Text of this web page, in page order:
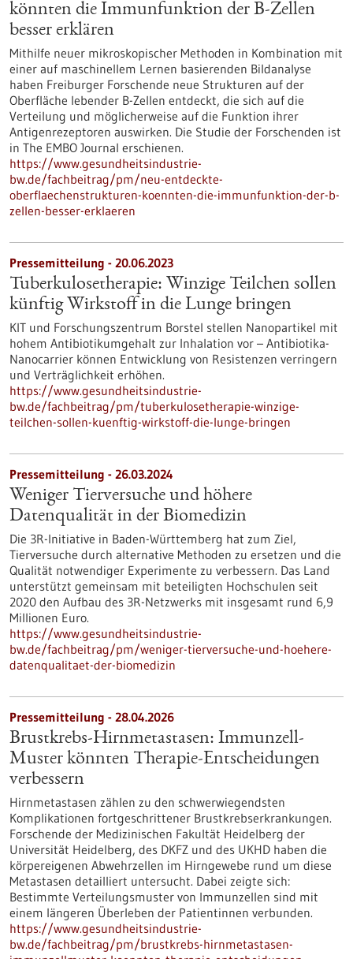
könnten die Immunfunktion der B-Zellen
besser erklären
Mithilfe neuer mikroskopischer Methoden in Kombination mit
einer auf maschinellem Lernen basierenden Bildanalyse
haben Freiburger Forschende neue Strukturen auf der
Oberfläche lebender B-Zellen entdeckt, die sich auf die
Verteilung und möglicherweise auf die Funktion ihrer
Antigenrezeptoren auswirken. Die Studie der Forschenden ist
in The EMBO Journal erschienen.
https://www.gesundheitsindustrie-
bw.de/fachbeitrag/pm/neu-entdeckte-
oberflaechenstrukturen-koennten-die-immunfunktion-der-b-
zellen-besser-erklaeren
Pressemitteilung - 20.06.2023
Tuberkulosetherapie: Winzige Teilchen sollen
künftig Wirkstoff in die Lunge bringen
KIT und Forschungszentrum Borstel stellen Nanopartikel mit
hohem Antibiotikumgehalt zur Inhalation vor – Antibiotika-
Nanocarrier können Entwicklung von Resistenzen verringern
und Verträglichkeit erhöhen.
https://www.gesundheitsindustrie-
bw.de/fachbeitrag/pm/tuberkulosetherapie-winzige-
teilchen-sollen-kuenftig-wirkstoff-die-lunge-bringen
Pressemitteilung - 26.03.2024
Weniger Tierversuche und höhere
Datenqualität in der Biomedizin
Die 3R-Initiative in Baden-Württemberg hat zum Ziel,
Tierversuche durch alternative Methoden zu ersetzen und die
Qualität notwendiger Experimente zu verbessern. Das Land
unterstützt gemeinsam mit beteiligten Hochschulen seit
2020 den Aufbau des 3R-Netzwerks mit insgesamt rund 6,9
Millionen Euro.
https://www.gesundheitsindustrie-
bw.de/fachbeitrag/pm/weniger-tierversuche-und-hoehere-
datenqualitaet-der-biomedizin
Pressemitteilung - 28.04.2026
Brustkrebs-Hirnmetastasen: Immunzell-
Muster könnten Therapie-Entscheidungen
verbessern
Hirnmetastasen zählen zu den schwerwiegendsten
Komplikationen fortgeschrittener Brustkrebserkrankungen.
Forschende der Medizinischen Fakultät Heidelberg der
Universität Heidelberg, des DKFZ und des UKHD haben die
körpereigenen Abwehrzellen im Hirngewebe rund um diese
Metastasen detailliert untersucht. Dabei zeigte sich:
Bestimmte Verteilungsmuster von Immunzellen sind mit
einem längeren Überleben der Patientinnen verbunden.
https://www.gesundheitsindustrie-
bw.de/fachbeitrag/pm/brustkrebs-hirnmetastasen-